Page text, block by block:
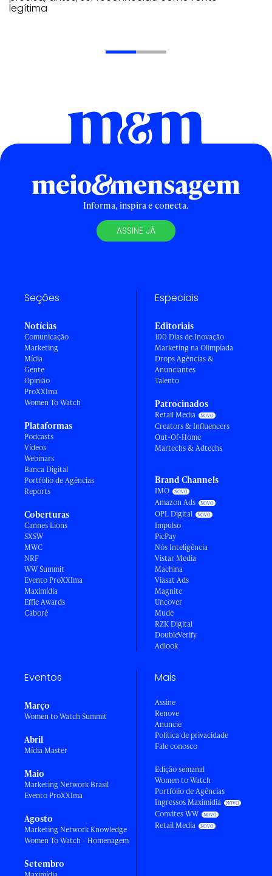
legítima
Informa, inspira e conecta.
ASSINE JÁ
Seções
Notícias
Comunicação
Marketing
Mídia
Gente
Opinião
ProXXIma
Women To Watch
Plataformas
Podcasts
Vídeos
Webinars
Banca Digital
Portfólio de Agências
Reports
Coberturas
Cannes Lions
SXSW
MWC
NRF
WW Summit
Evento ProXXIma
Maximídia
Effie Awards
Caboré
Especiais
Editoriais
100 Dias de Inovação
Marketing na Olimpíada
Drops Agências &
Anunciantes
Talento
Patrocinados
Retail Media
Creators & Influencers
Out-Of-Home
Martechs & Adtechs
Brand Channels
IMO
Amazon Ads
OPL Digital
Impulso
PicPay
Nós Inteligência
Vistar Media
Machina
Viasat Ads
Magnite
Uncover
Mude
RZK Digital
DoubleVerify
Adlook
Eventos
Março
Women to Watch Summit
Abril
Mídia Master
Maio
Marketing Network Brasil
Evento ProXXIma
Agosto
Marketing Network Knowledge
Women To Watch - Homenagem
Setembro
Mais
Assine
Renove
Anuncie
Política de privacidade
Fale conosco
Edição semanal
Women to Watch
Portfólio de Agências
Ingressos Maximídia
Convites WW
Retail Media